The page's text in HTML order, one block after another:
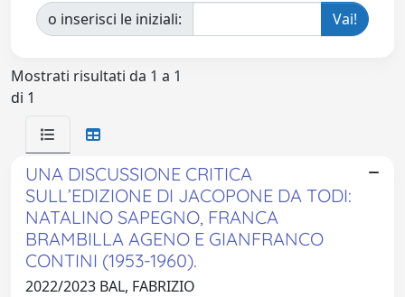
o inserisci le iniziali:
Mostrati risultati da 1 a 1
di 1
UNA DISCUSSIONE CRITICA
SULL’EDIZIONE DI JACOPONE DA TODI:
NATALINO SAPEGNO, FRANCA
BRAMBILLA AGENO E GIANFRANCO
CONTINI (1953-1960).
2022/2023 BAL, FABRIZIO